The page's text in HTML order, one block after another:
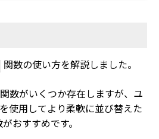
関数の使い方を解説しました。
数がいくつか存在しますが、ユ
使用してより柔軟に並び替えた
がおすすめです。